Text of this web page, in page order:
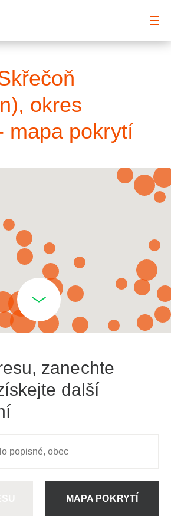
okres
mapa pokrytí
zanechte
další
MAPA POKRYTÍ